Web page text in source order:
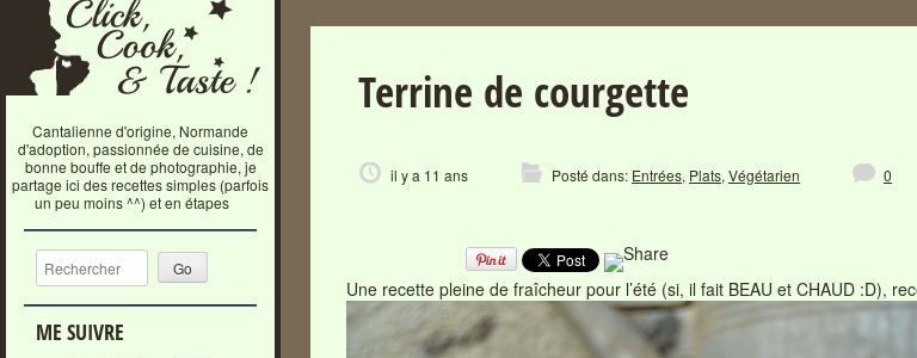
Cantalienne d'origine, Normande
d'adoption, passionnée de cuisine, de
bonne bouffe et de photographie, je
partage ici des recettes simples (parfois
un peu moins ^^) et en étapes
Recherche
ME SUIVRE
Terrine de courgette
il y a 11 ans Posté dans: Entrées, Plats, Végétarien 0
Une recette pleine de fraîcheur pour l’été (si, il fait BEAU et CHAUD :D),